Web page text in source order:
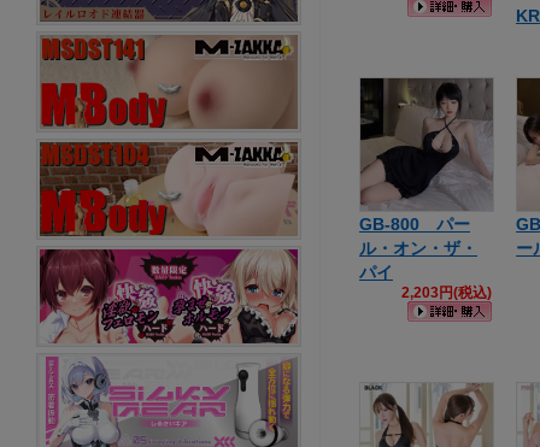
GB-800 パー
ル・オン・ザ・
パイ
2,203円(税込)
ー